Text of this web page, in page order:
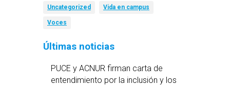
Uncategorized Vida en campus
Voces
Últimas noticias
PUCE y ACNUR firman carta de
entendimiento por la inclusión y los